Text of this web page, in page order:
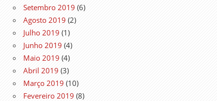
Setembro 2019 (6)
Agosto 2019 (2)
Julho 2019 (1)
Junho 2019 (4)
Maio 2019 (4)
Abril 2019 (3)
Março 2019 (10)
Fevereiro 2019 (8)